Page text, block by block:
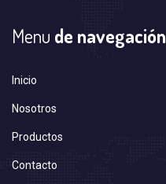
Menu de navegación
Inicio
Nosotros
Productos
Contacto